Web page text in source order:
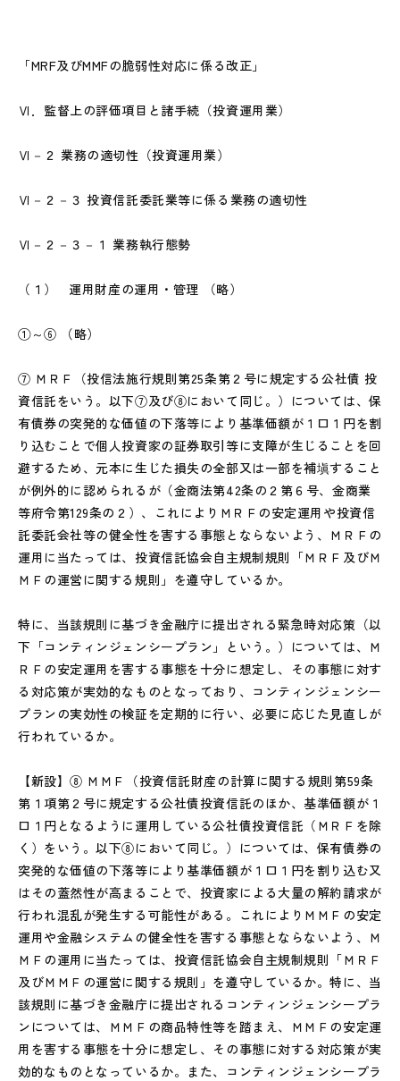
「MRF及びMMFの脆弱性対応に係る改正」
Ⅵ．監督上の評価項目と諸手続（投資運用業）
Ⅵ－２ 業務の適切性（投資運用業）
Ⅵ－２－３ 投資信託委託業等に係る業務の適切性
Ⅵ－２－３－１ 業務執行態勢
（１） 運用財産の運用・管理 （略）
①～⑥ （略）
⑦ ＭＲＦ（投信法施行規則第25条第２号に規定する公社債 投
資信託をいう。以下⑦及び⑧において同じ。）については、保
有債券の突発的な価値の下落等により基準価額が１口１円を割
り込むことで個人投資家の証券取引等に支障が生じることを回
避するため、元本に生じた損失の全部又は一部を補塡すること
が例外的に認められるが（金商法第42条の２第６号、金商業
等府令第129条の２）、これによりＭＲＦの安定運用や投資信
託委託会社等の健全性を害する事態とならないよう、ＭＲＦの
運用に当たっては、投資信託協会自主規制規則「ＭＲＦ及びＭ
ＭＦの運営に関する規則」を遵守しているか。
特に、当該規則に基づき金融庁に提出される緊急時対応策（以
下「コンティンジェンシープラン」という。）については、Ｍ
ＲＦの安定運用を害する事態を十分に想定し、その事態に対す
る対応策が実効的なものとなっており、コンティンジェンシー
プランの実効性の検証を定期的に行い、必要に応じた見直しが
行われているか。
【新設】⑧ ＭＭＦ（投資信託財産の計算に関する規則第59条
第１項第２号に規定する公社債投資信託のほか、基準価額が１
口１円となるように運用している公社債投資信託（ＭＲＦを除
く）をいう。以下⑧において同じ。）については、保有債券の
突発的な価値の下落等により基準価額が１口１円を割り込む又
はその蓋然性が高まることで、投資家による大量の解約請求が
行われ混乱が発生する可能性がある。これによりＭＭＦの安定
運用や金融システムの健全性を害する事態とならないよう、Ｍ
ＭＦの運用に当たっては、投資信託協会自主規制規則「ＭＲＦ
及びＭＭＦの運営に関する規則」を遵守しているか。特に、当
該規則に基づき金融庁に提出されるコンティンジェンシープラ
ンについては、ＭＭＦの商品特性等を踏まえ、ＭＭＦの安定運
用を害する事態を十分に想定し、その事態に対する対応策が実
効的なものとなっているか。また、コンティンジェンシープラ